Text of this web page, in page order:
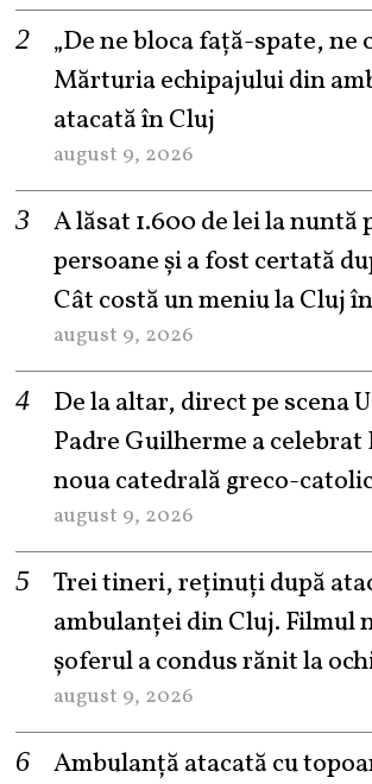
„De ne bloca față-spate, ne
Mărturia echipajului din
atacată în Cluj
august 9, 2026
A lăsat 1.600 de lei la nuntă
persoane și a fost certată
Cât costă un meniu la Cluj
august 9, 2026
De la altar, direct pe scena
Padre Guilherme a
noua catedrală greco-
august 9, 2026
Trei tineri, reținuți după
ambulanței din Cluj. Filmul
șoferul a condus rănit la
august 9, 2026
Ambulanță atacată cu